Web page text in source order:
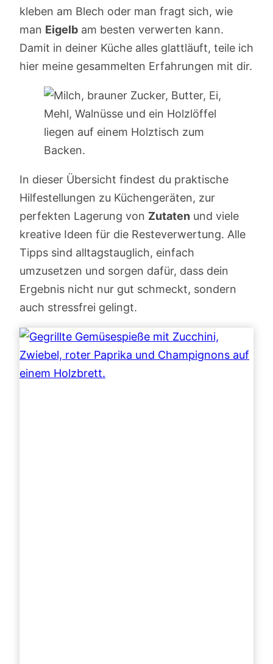
kleben am Blech oder man fragt sich, wie
man Eigelb am besten verwerten kann.
Damit in deiner Küche alles glattläuft, teile ich
hier meine gesammelten Erfahrungen mit dir.
In dieser Übersicht findest du praktische
Hilfestellungen zu Küchengeräten, zur
perfekten Lagerung von Zutaten und viele
kreative Ideen für die Resteverwertung. Alle
Tipps sind alltagstauglich, einfach
umzusetzen und sorgen dafür, dass dein
Ergebnis nicht nur gut schmeckt, sondern
auch stressfrei gelingt.